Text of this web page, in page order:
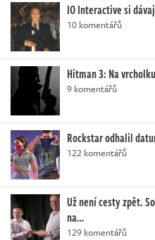
IO Interactive si
10 komentářů
Hitman 3: Na
9 komentářů
Rockstar odhalil
122 komentářů
Už není cesty zpět.
na…
129 komentářů